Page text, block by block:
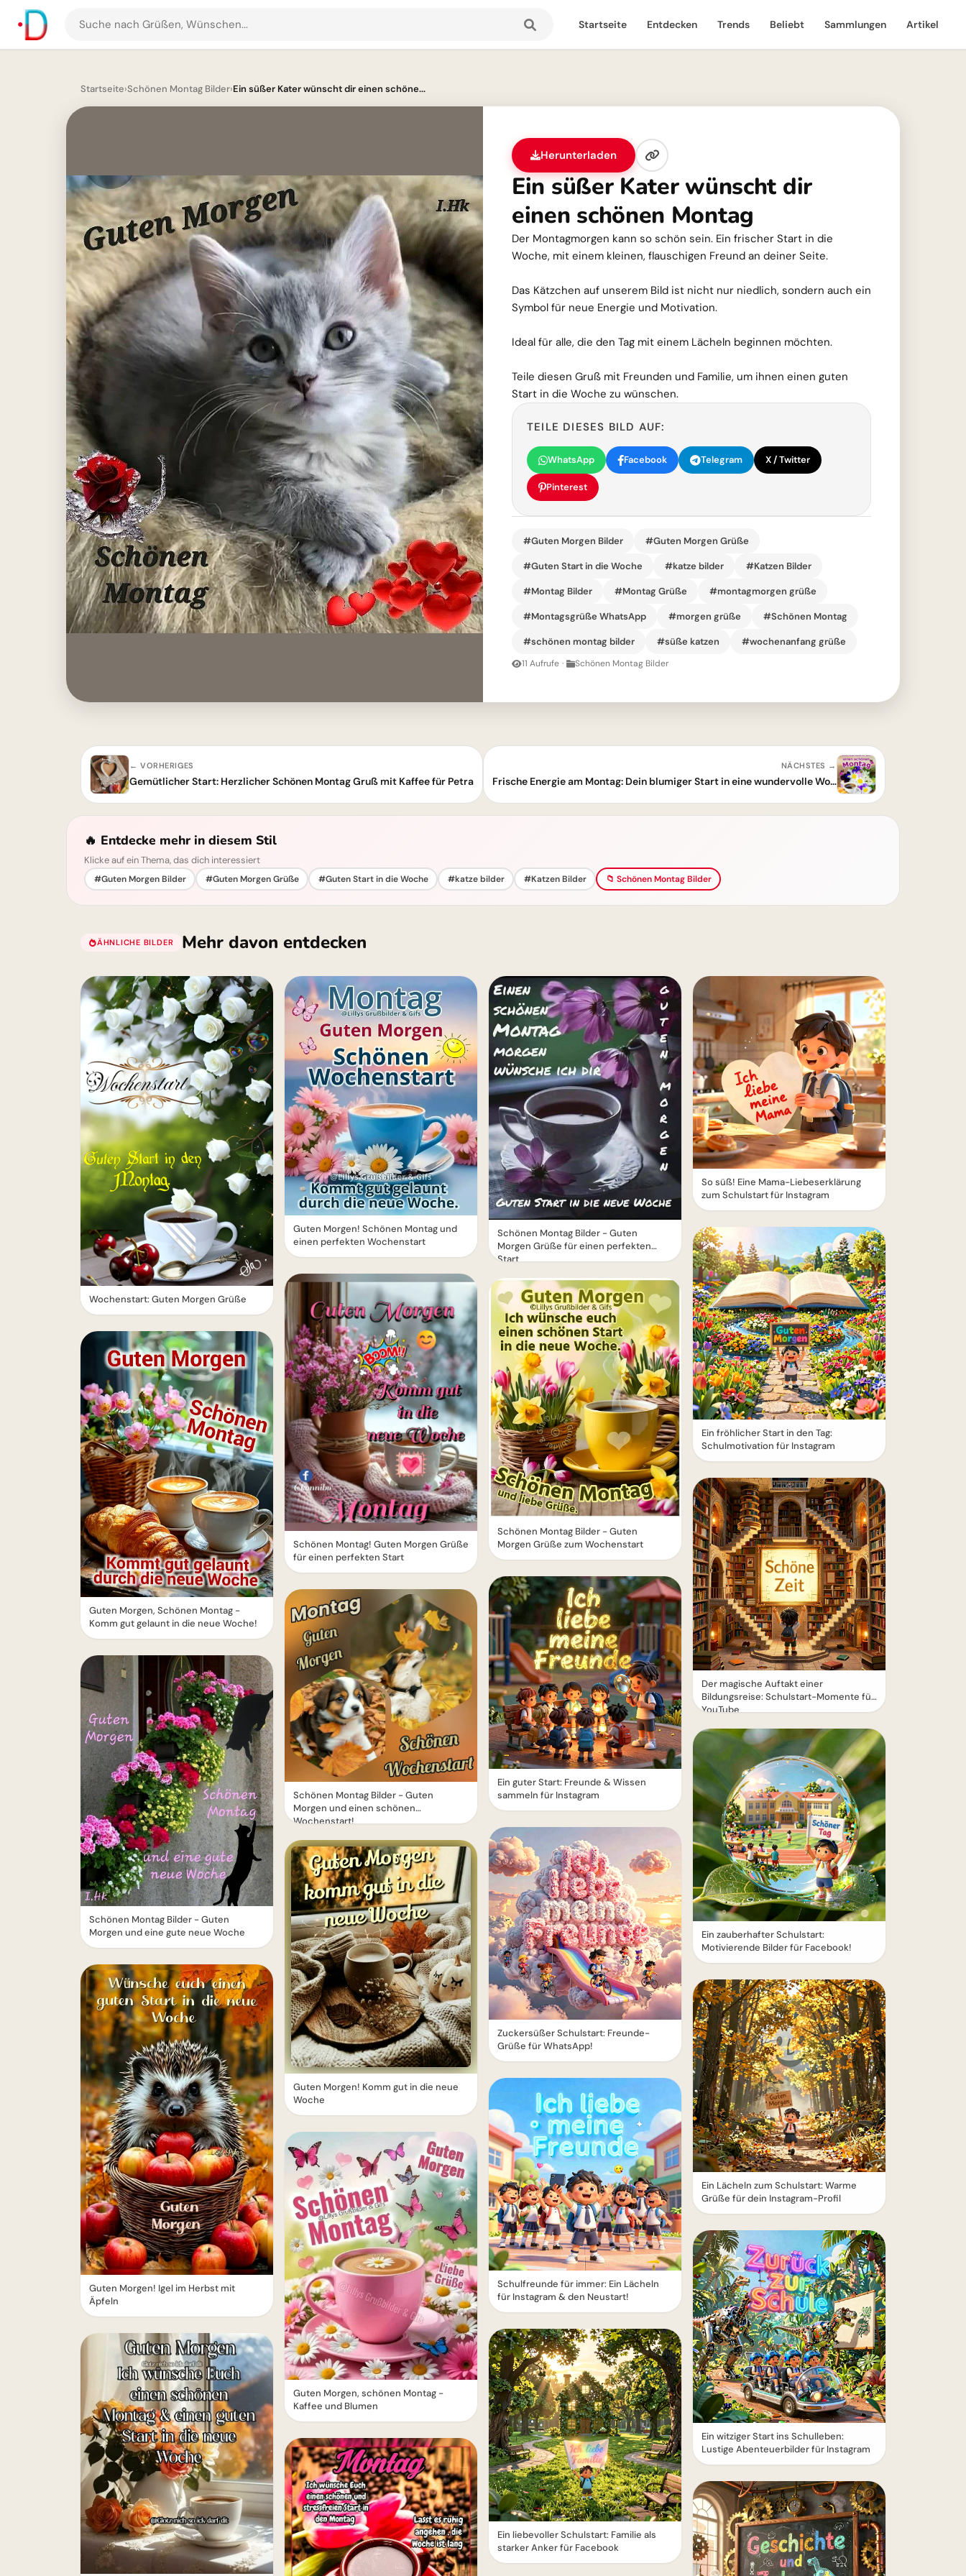
Suche
nach
und
Startseite Entdecken Trends Beliebt Sammlungen Artikel
Startseite›Schönen Montag Bilder›Ein süßer Kater wünscht dir einen schöne...
Herunterladen
Ein süßer Kater wünscht dir
einen schönen Montag
Der Montagmorgen kann so schön sein. Ein frischer Start in die
Woche, mit einem kleinen, flauschigen Freund an deiner Seite.
Das Kätzchen auf unserem Bild ist nicht nur niedlich, sondern auch ein
Symbol für neue Energie und Motivation.
Ideal für alle, die den Tag mit einem Lächeln beginnen möchten.
Teile diesen Gruß mit Freunden und Familie, um ihnen einen guten
Start in die Woche zu wünschen.
TEILE DIESES BILD AUF:
WhatsApp Facebook Telegram X / Twitter
Pinterest
#Guten Morgen Bilder #Guten Morgen Grüße
#Guten Start in die Woche #katze bilder #Katzen Bilder
#Montag Bilder #Montag Grüße #montagmorgen grüße
#Montagsgrüße WhatsApp #morgen grüße #Schönen Montag
#schönen montag bilder #süße katzen #wochenanfang grüße
11 Aufrufe · Schönen Montag Bilder
← VORHERIGES
Gemütlicher Start: Herzlicher Schönen Montag Gruß mit Kaffee für Petra
NÄCHSTES →
Frische Energie am Montag: Dein blumiger Start in eine wundervolle Woche
🔥 Entdecke mehr in diesem Stil
Klicke auf ein Thema, das dich interessiert
#Guten Morgen Bilder #Guten Morgen Grüße #Guten Start in die Woche #katze bilder #Katzen Bilder 📁 Schönen Montag Bilder
ÄHNLICHE BILDER Mehr davon entdecken
Wochenstart: Guten Morgen Grüße
Guten Morgen, Schönen Montag -
Komm gut gelaunt in die neue Woche!
Schönen Montag Bilder - Guten
Morgen und eine gute neue Woche
Guten Morgen! Igel im Herbst mit
Äpfeln
Guten Morgen! Schönen Montag und
einen perfekten Wochenstart
Schönen Montag! Guten Morgen Grüße
für einen perfekten Start
Schönen Montag Bilder - Guten
Morgen und einen schönen
Wochenstart!
Guten Morgen! Komm gut in die neue
Woche
Guten Morgen, schönen Montag -
Kaffee und Blumen
Schönen Montag Bilder - Guten
Morgen Grüße für einen perfekten
Start
Schönen Montag Bilder - Guten
Morgen Grüße zum Wochenstart
Ein guter Start: Freunde & Wissen
sammeln für Instagram
Zuckersüßer Schulstart: Freunde-
Grüße für WhatsApp!
Schulfreunde für immer: Ein Lächeln
für Instagram & den Neustart!
Ein liebevoller Schulstart: Familie als
starker Anker für Facebook
So süß! Eine Mama-Liebeserklärung
zum Schulstart für Instagram
Ein fröhlicher Start in den Tag:
Schulmotivation für Instagram
Der magische Auftakt einer
Bildungsreise: Schulstart-Momente für
YouTube
Ein zauberhafter Schulstart:
Motivierende Bilder für Facebook!
Ein Lächeln zum Schulstart: Warme
Grüße für dein Instagram-Profil
Ein witziger Start ins Schulleben:
Lustige Abenteuerbilder für Instagram